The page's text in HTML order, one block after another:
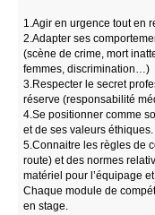
1.Agir en urgence tout en
2.Adapter ses
(scène de crime, mort
femmes, discrimination…)
3.Respecter le secret
réserve (responsabilité
4.Se positionner comme
et de ses valeurs éthiques.
5.Connaitre les règles de
route) et des normes
matériel pour l’équipage
Chaque module de
en stage.